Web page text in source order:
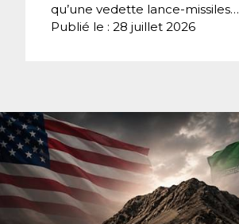
qu’une vedette lance-missiles…
Publié le : 28 juillet 2026